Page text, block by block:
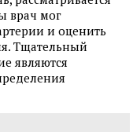
врач мог
и оценить
Тщательный
являются